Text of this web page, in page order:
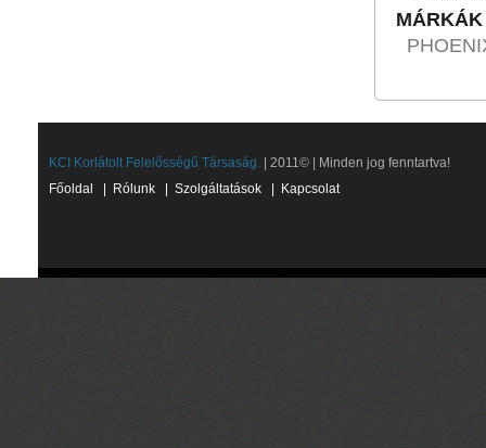
MÁRKÁK
KCI Korlátolt Felelősségű Társaság. | 2011© | Minden jog fenntartva!
Főoldal
Rólunk Szolgáltatások Kapcsolat